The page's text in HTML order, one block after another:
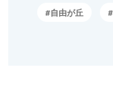
自由が丘